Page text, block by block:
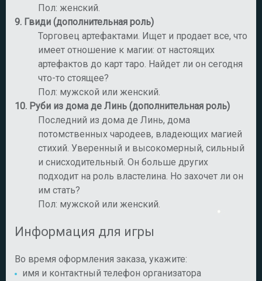
Пол: женский.
9. Гвиди (дополнительная роль)
Торговец артефактами. Ищет и продает все, что
имеет отношение к магии: от настоящих
артефактов до карт таро. Найдет ли он сегодня
что-то стоящее?
Пол: мужской или женский.
10. Руби из дома де Линь (дополнительная роль)
Последний из дома де Линь, дома
потомственных чародеев, владеющих магией
стихий. Уверенный и высокомерный, сильный
и снисходительный. Он больше других
подходит на роль властелина. Но захочет ли он
им стать?
Пол: мужской или женский.
Информация для игры
Во время оформления заказа, укажите:
имя и контактный телефон организатора